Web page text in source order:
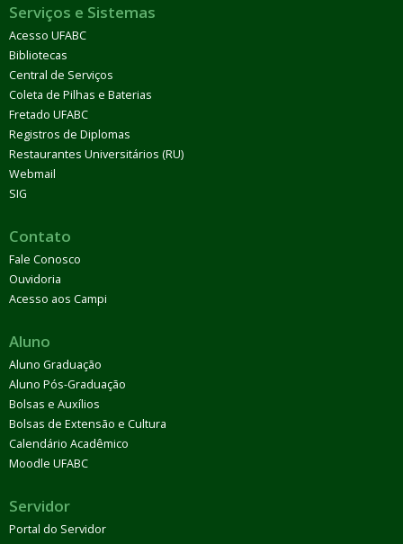
Serviços e Sistemas
Acesso UFABC
Bibliotecas
Central de Serviços
Coleta de Pilhas e Baterias
Fretado UFABC
Registros de Diplomas
Restaurantes Universitários (RU)
Webmail
SIG
Contato
Fale Conosco
Ouvidoria
Acesso aos Campi
Aluno
Aluno Graduação
Aluno Pós-Graduação
Bolsas e Auxílios
Bolsas de Extensão e Cultura
Calendário Acadêmico
Moodle UFABC
Servidor
Portal do Servidor